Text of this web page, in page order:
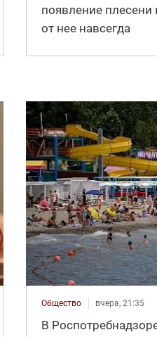
появление плесени
от нее навсегда
Общество вчера, 21:35
В